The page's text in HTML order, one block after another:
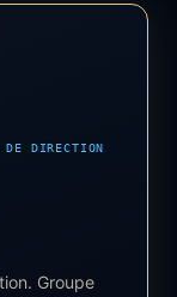
DIRECTION
Groupe